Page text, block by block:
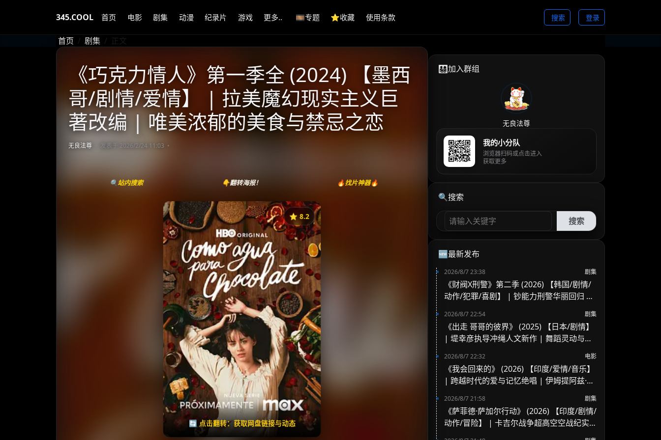
345.COOL 首页 电影 剧集 动漫 纪录片 游戏 更多.. 🎞️专题 ⭐️收藏 使用条款 搜索 登录
首页 剧集 正文
《巧克力情人》第一季全 (2024) 【墨西
哥/剧情/爱情】 | 拉美魔幻现实主义巨
著改编 | 唯美浓郁的美食与禁忌之恋
无良法尊 发表于 2026/2/24 11:03
🔍站内搜索 👇翻转海报！ 🔥找片神器🔥
⭐️ 8.2
🔄 点击翻转：获取网盘链接与动态
《巧克力情人》
⭐
收藏
⭐️ 评分：8.2 | 🎬 2024年
✅ 已完结
迅雷网盘
👨‍👩‍👧‍👦加入群组
无良法尊
我的小分队
浏览器扫码或点击进入
获取更多
🔍搜索
搜索
🆕最新发布
2026/8/7 23:38 剧集
《财阀X刑警》第二季 (2026) 【韩国/剧情/
动作/犯罪/喜剧】 | 钞能力刑警华丽回归 |
2026/8/7 22:54 剧集
《出走 哥哥的彼界》 (2025) 【日本/剧情】
| 堤幸彦执导冲绳人文新作 | 舞蹈灵动与家
2026/8/7 22:32 电影
《我会回来的》 (2026) 【印度/爱情/音乐】
| 跨越时代的爱与记忆绝唱 | 伊姆提阿兹·阿
2026/8/7 21:58 剧集
《萨菲德·萨加尔行动》 (2026) 【印度/剧情/
动作/冒险】 | 卡吉尔战争超高空空战纪实 |